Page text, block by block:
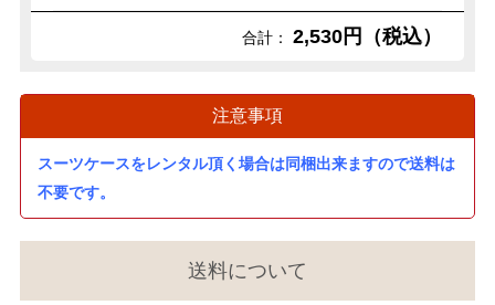
合計： 2,530円（税込）
注意事項
スーツケースをレンタル頂く場合は同梱出来ますので送料は
不要です。
送料について